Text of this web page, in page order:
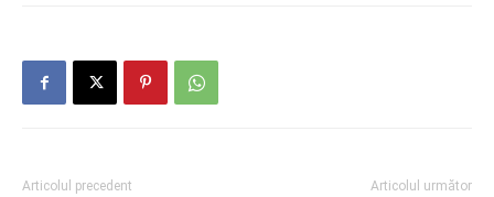
Articolul precedent Articolul următor